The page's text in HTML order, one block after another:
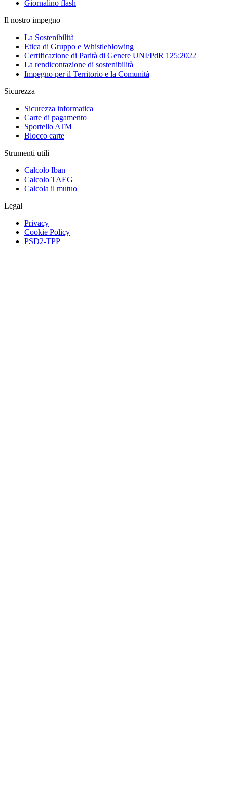
Giornalino flash
Il nostro impegno
La Sostenibilità
Etica di Gruppo e Whistleblowing
Certificazione di Parità di Genere UNI/PdR 125:2022
La rendicontazione di sostenibilità
Impegno per il Territorio e la Comunità
Sicurezza
Sicurezza informatica
Carte di pagamento
Sportello ATM
Blocco carte
Strumenti utili
Calcolo Iban
Calcolo TAEG
Calcola il mutuo
Legal
Privacy
Cookie Policy
PSD2-TPP